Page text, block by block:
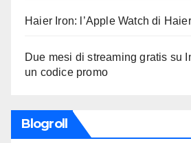
Haier Iron: l’Apple Watch di
Due mesi di streaming gratis su
un codice promo
Blogroll